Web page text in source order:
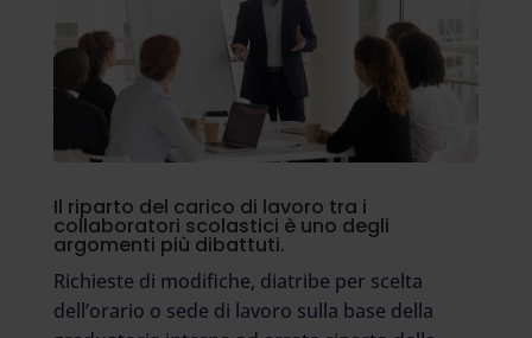
Il riparto del carico di lavoro tra i
collaboratori scolastici è uno degli
argomenti più dibattuti.
Richieste di modifiche, diatribe per scelta
dell’orario o sede di lavoro sulla base della